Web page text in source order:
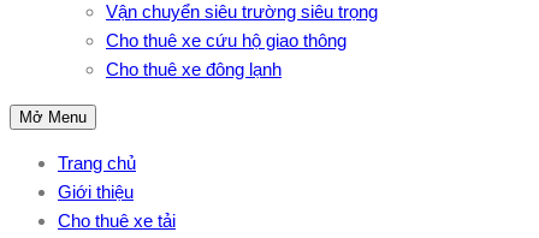
Vận chuyển siêu trường siêu trọng
Cho thuê xe cứu hộ giao thông
Cho thuê xe đông lạnh
Mở Menu
Trang chủ
Giới thiệu
Cho thuê xe tải